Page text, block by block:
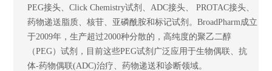
PEG接头、Click Chemistry试剂、ADC接头、 PROTAC接头、
药物递送脂质、核苷、亚磷酰胺和标记试剂。BroadPharm成立
于2009年，生产超过2000种分散的，高纯度的聚乙二醇
（PEG）试剂，目前这些PEG试剂广泛应用于生物偶联、抗
体-药物偶联(ADC)治疗、药物递送和诊断领域。